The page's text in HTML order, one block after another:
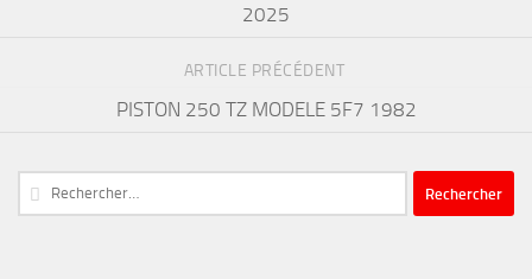
2025
ARTICLE PRÉCÉDENT
PISTON 250 TZ MODELE 5F7 1982
Rechercher :